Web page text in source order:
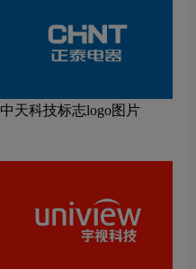
中天科技标志logo图片